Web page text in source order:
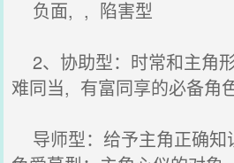
负面, , 陷害型
2、协助型：时常和主角
难同当, 有富同享的必备角
导师型：给予主角正确知